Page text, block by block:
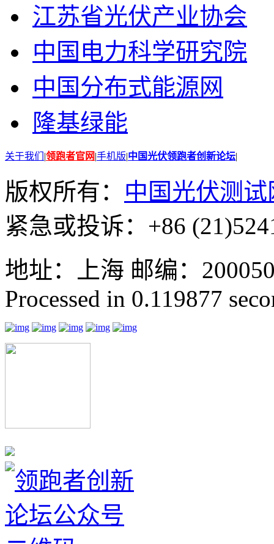
江苏省光伏产业协会
中国电力科学研究院
中国分布式能源网
隆基绿能
关于我们 |领跑者官网|手机版|中国光伏领跑者创新论坛|
版权所有： 中国光伏测试
紧急或投诉：+86
地址：上海 邮编：
Processed in 0.119877